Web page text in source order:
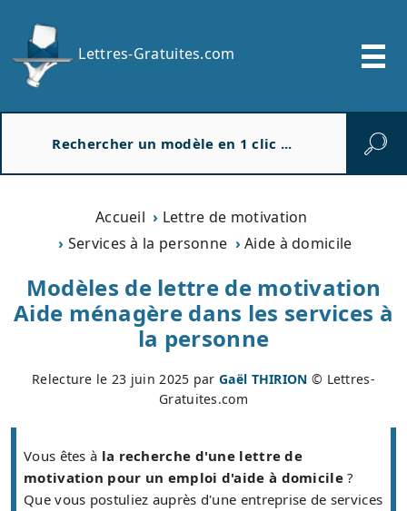
Lettres-Gratuites.com
Accueil
Lettre de motivation
Services à la personne
Aide à domicile
Modèles de lettre de motivation
Aide ménagère dans les services à
la personne
Relecture le 23 juin 2025 parGaël THIRION © Lettres-
Gratuites.com
Vous êtes à la recherche d'une lettre de
motivation pour un emploi d'aide à domicile?
Que vous postuliez auprès d'une entreprise de services